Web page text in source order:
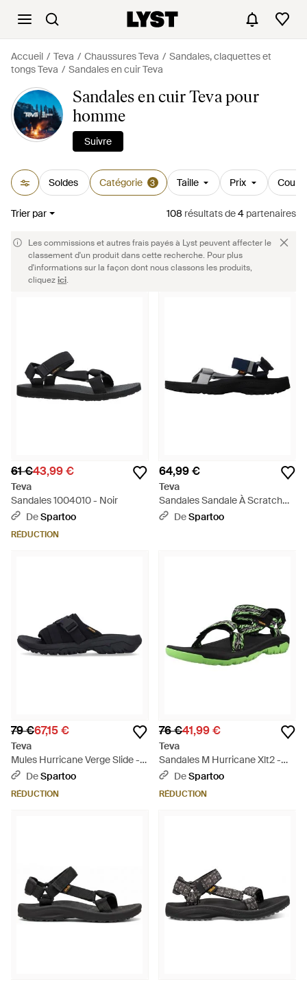
Accueil Teva Chaussures Teva
Sandales, claquettes et
tongs Teva
Sandales en cuir Teva
Sandales en cuir Teva pour
homme
Suivre
Soldes Catégorie 3 Taille Prix
Trier par 108 résultatsde4 partenaires
Les commissions et autres frais payés à Lyst peuvent affecter le
classement d'un produit dans cette recherche. Pour plus
d'informations sur la façon dont nous classons les produits,
cliquezici.
61 €43,99 €
Teva
Sandales 1004010 - Noir
DeSpartoo
RÉDUCTION
64,99 €
Teva
Sandales Sandale À Scratch
Winsted - Bleu
DeSpartoo
79 €67,15 €
Teva
Mules Hurricane Verge Slide -
BleuDeSpartoo
RÉDUCTION
76 €41,99 €
Teva
Sandales M Hurricane Xlt2 -
VertDeSpartoo
RÉDUCTION